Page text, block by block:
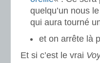
quelqu’un nous
qui aura tourné
et on arrête là
Et si c’est le vrai